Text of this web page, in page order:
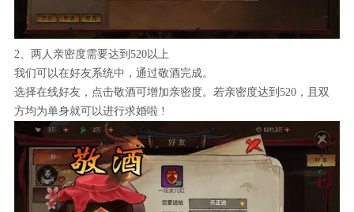
2、两人亲密度需要达到520以上
我们可以在好友系统中，通过敬酒完成。
选择在线好友，点击敬酒可增加亲密度。若亲密度达到520，且双
方均为单身就可以进行求婚啦 !